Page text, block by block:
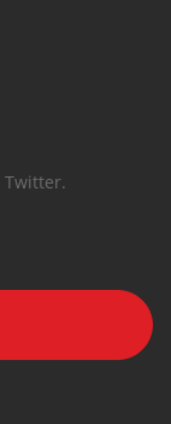
Twitter.